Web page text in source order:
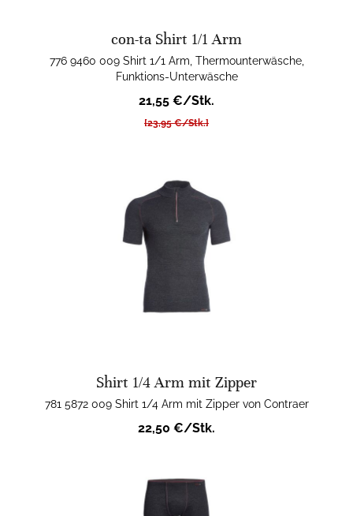
con-ta Shirt 1/1 Arm
776 9460 009 Shirt 1/1 Arm, Thermounterwäsche,
Funktions-Unterwäsche
21,55 €/Stk.
[23,95 €/Stk.]
Shirt 1/4 Arm mit Zipper
781 5872 009 Shirt 1/4 Arm mit Zipper von Contraer
22,50 €/Stk.